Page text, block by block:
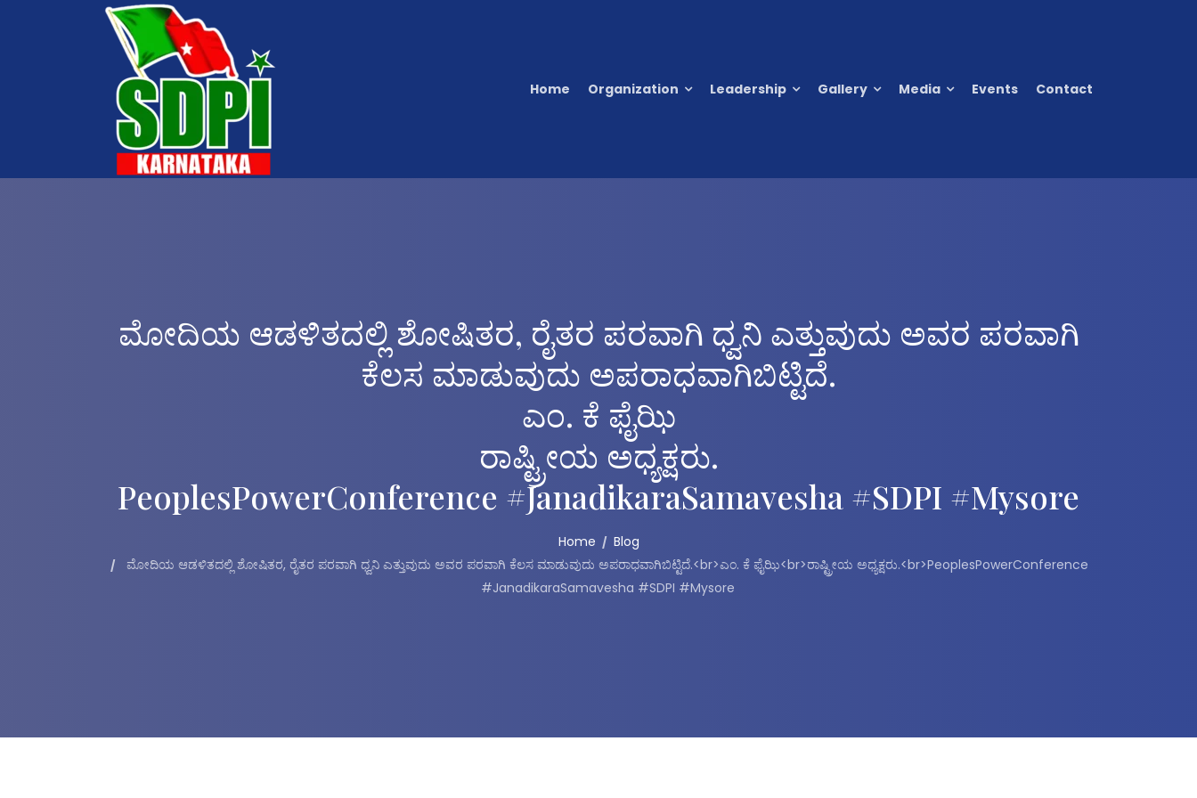
Home Organization Leadership Gallery Media Events Contact
ಮೋದಿಯ ಆಡಳಿತದಲ್ಲಿ ಶೋಷಿತರ, ರೈತರ ಪರವಾಗಿ ಧ್ವನಿ ಎತ್ತುವುದು ಅವರ ಪರವಾಗಿ
ಕೆಲಸ ಮಾಡುವುದು ಅಪರಾಧವಾಗಿಬಿಟ್ಟಿದೆ.
ಎಂ. ಕೆ ಫೈಝಿ
ರಾಷ್ಟ್ರೀಯ ಅಧ್ಯಕ್ಷರು.
PeoplesPowerConference #JanadikaraSamavesha #SDPI #Mysore
Home
Blog
ಮೋದಿಯ ಆಡಳಿತದಲ್ಲಿ ಶೋಷಿತರ, ರೈತರ ಪರವಾಗಿ ಧ್ವನಿ ಎತ್ತುವುದು ಅವರ ಪರವಾಗಿ ಕೆಲಸ ಮಾಡುವುದು ಅಪರಾಧವಾಗಿಬಿಟ್ಟಿದೆ.<br>ಎಂ. ಕೆ ಫೈಝಿ<br>ರಾಷ್ಟ್ರೀಯ ಅಧ್ಯಕ್ಷರು.<br>PeoplesPowerConference
#JanadikaraSamavesha #SDPI #Mysore